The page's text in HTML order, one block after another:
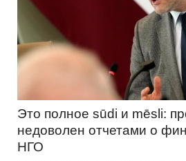
Это полное sūdi и mēsli:
недоволен отчетами о
НГО